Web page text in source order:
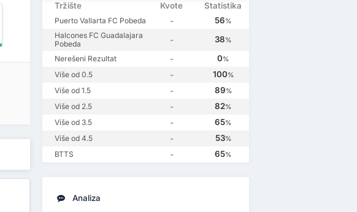
Tržište Kvote Statistika
Puerto Vallarta FC Pobeda - 56%
Halcones FC Guadalajara
Pobeda
- 38%
Nerešeni Rezultat - 0%
Više od 0.5 - 100%
Više od 1.5 - 89%
Više od 2.5 - 82%
Više od 3.5 - 65%
Više od 4.5 - 53%
BTTS - 65%
Analiza